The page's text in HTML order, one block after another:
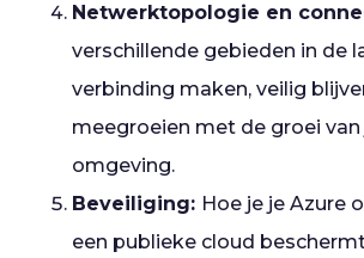
Netwerktopologie en
verschillende gebieden in de
verbinding maken, veilig
meegroeien met de groei van
omgeving.
Beveiliging: Hoe je je Azure
een publieke cloud